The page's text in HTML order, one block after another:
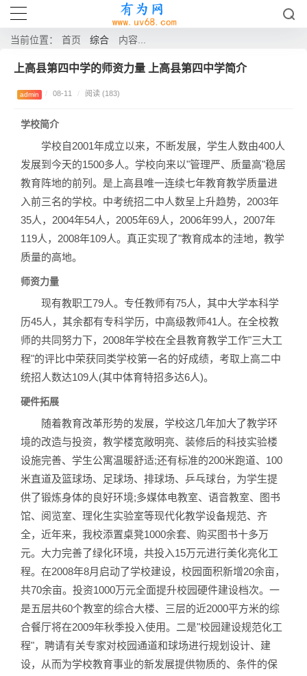
当前位置： 首页 综合 内容...
上高县第四中学的师资力量 上高县第四中学简介
admin / 08-11 / 阅读 (183)
学校简介
学校自2001年成立以来，不断发展，学生人数由400人
发展到今天的1500多人。学校向来以"管理严、质量高"稳居
教育阵地的前列。是上高县唯一连续七年教育教学质量进
入前三名的学校。中考统招二中人数呈上升趋势，2003年
35人，2004年54人，2005年69人，2006年99人，2007年
119人，2008年109人。真正实现了"教育成本的洼地，教学
质量的高地。
师资力量
现有教职工79人。专任教师有75人，其中大学本科学
历45人，其余都有专科学历，中高级教师41人。在全校教
师的共同努力下，2008年学校在全县教育教学工作"三大工
程"的评比中荣获同类学校第一名的好成绩，考取上高二中
统招人数达109人(其中体育特招多达6人)。
硬件拓展
随着教育改革形势的发展，学校这几年加大了教学环
境的改造与投资，教学楼宽敞明亮、装修后的科技实验楼
设施完善、学生公寓温暖舒适;还有标准的200米跑道、100
米直道及篮球场、足球场、排球场、乒乓球台，为学生提
供了锻炼身体的良好环境;多媒体电教室、语音教室、图书
馆、阅览室、理化生实验室等现代化教学设备规范、齐
全，近年来，我校添置桌凳1000余套、购买图书十多万
元。大力完善了绿化环境，共投入15万元进行美化亮化工
程。在2008年8月启动了学校建设，校园面积新增20余亩，
共70余亩。投资1000万元全面提升校园硬件建设档次。一
是五层共60个教室的综合大楼、三层的近2000平方米的综
合餐厅将在2009年秋季投入使用。二是"校园建设规范化工
程"，聘请有关专家对校园通道和球场进行规划设计、建
设，从而为学校教育事业的新发展提供物质的、条件的保